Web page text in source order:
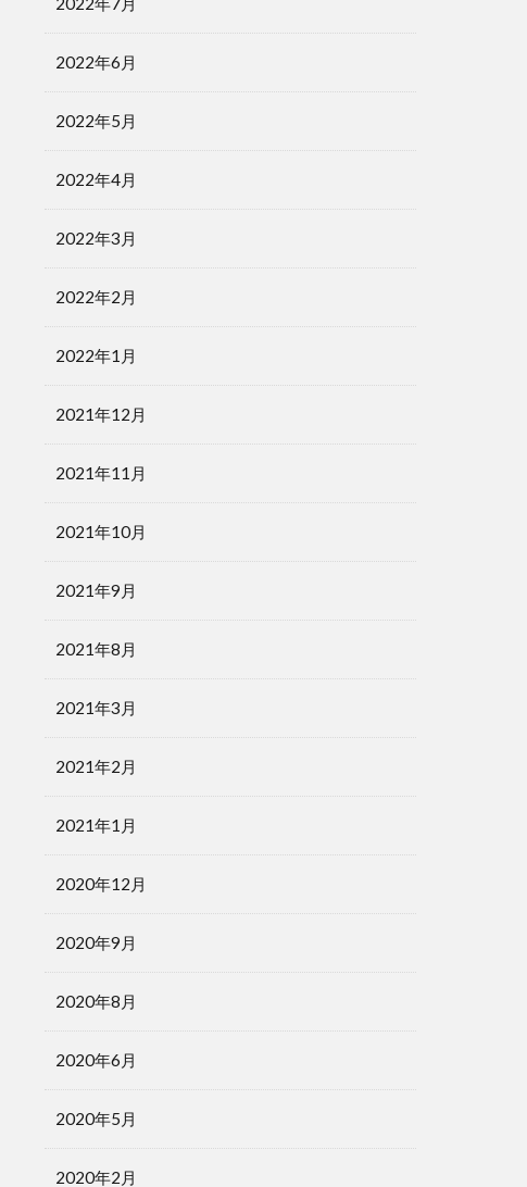
2022年6月
2022年5月
2022年4月
2022年3月
2022年2月
2022年1月
2021年12月
2021年11月
2021年10月
2021年9月
2021年8月
2021年3月
2021年2月
2021年1月
2020年12月
2020年9月
2020年8月
2020年6月
2020年5月
2020年2月